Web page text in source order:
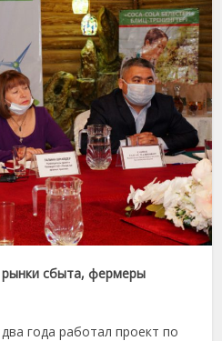
сбыта, фермеры
года работал проект по